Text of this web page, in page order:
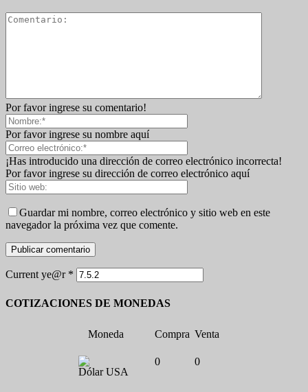
Por favor ingrese su comentario!
Por favor ingrese su nombre aquí
¡Has introducido una dirección de correo electrónico incorrecta!
Por favor ingrese su dirección de correo electrónico aquí
Guardar mi nombre, correo electrónico y sitio web en este
navegador la próxima vez que comente.
Current ye@r *
COTIZACIONES DE MONEDAS
Moneda Compra Venta
Dólar USA
0 0